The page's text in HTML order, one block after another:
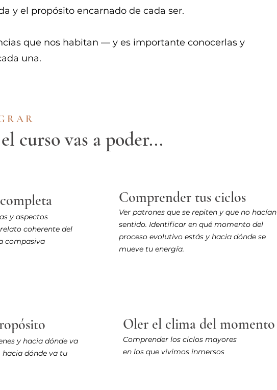
y el propósito encarnado de cada ser.
que nos habitan — y es importante conocerlas y
una.
curso vas a poder...
y aspectos
coherente del
compasiva
Comprender tus ciclos
Ver patrones que se repiten y que no hacían
sentido. Identificar en qué momento del
proceso evolutivo estás y hacia dónde se
mueve tu energía.
y hacia dónde va
hacia dónde va tu
Comprender los ciclos mayores
en los que vivimos inmersos
Oler el clima del momento